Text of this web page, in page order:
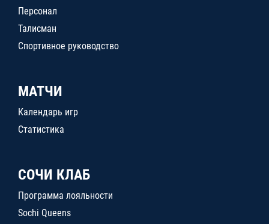
Персонал
Талисман
Спортивное руководство
МАТЧИ
Календарь игр
Статистика
СОЧИ КЛАБ
Программа лояльности
Sochi Queens